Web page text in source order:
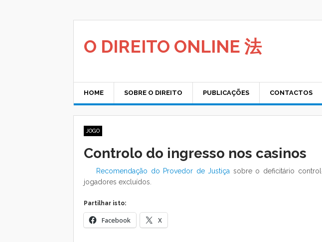
O DIREITO ONLINE 法
HOME SOBRE O DIREITO PUBLICAÇÕES CONTACTOS
JOGO
Controlo do ingresso nos casinos
Recomendação do Provedor de Justiça sobre o deficitário
jogadores excluídos.
Partilhar isto:
Facebook X